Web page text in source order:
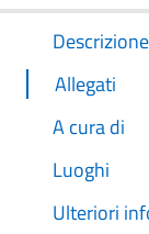
Descrizione
Allegati
A cura di
Luoghi
Ulteriori